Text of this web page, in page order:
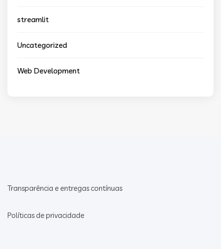
streamlit
Uncategorized
Web Development
Transparência e entregas contínuas
Políticas de privacidade